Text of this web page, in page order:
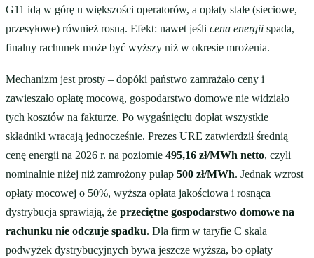
G11 idą w górę u większości operatorów, a opłaty stałe (sieciowe,
przesyłowe) również rosną. Efekt: nawet jeśli cena energii spada,
finalny rachunek może być wyższy niż w okresie mrożenia.
Mechanizm jest prosty – dopóki państwo zamrażało ceny i
zawieszało opłatę mocową, gospodarstwo domowe nie widziało
tych kosztów na fakturze. Po wygaśnięciu dopłat wszystkie
składniki wracają jednocześnie. Prezes URE zatwierdził średnią
cenę energii na 2026 r. na poziomie 495,16 zł/MWh netto, czyli
nominalnie niżej niż zamrożony pułap 500 zł/MWh. Jednak wzrost
opłaty mocowej o 50%, wyższa opłata jakościowa i rosnąca
dystrybucja sprawiają, że przeciętne gospodarstwo domowe na
rachunku nie odczuje spadku. Dla firm w taryfie C skala
podwyżek dystrybucyjnych bywa jeszcze wyższa, bo opłaty